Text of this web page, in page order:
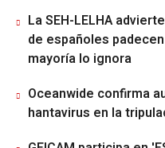
La SEH-LELHA
de españoles
mayoría lo ignora
Oceanwide confirma
hantavirus en la